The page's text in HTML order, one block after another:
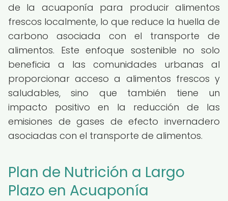
de la acuaponía para producir alimentos
frescos localmente, lo que reduce la huella de
carbono asociada con el transporte de
alimentos. Este enfoque sostenible no solo
beneficia a las comunidades urbanas al
proporcionar acceso a alimentos frescos y
saludables, sino que también tiene un
impacto positivo en la reducción de las
emisiones de gases de efecto invernadero
asociadas con el transporte de alimentos.
Plan de Nutrición a Largo
Plazo en Acuaponía